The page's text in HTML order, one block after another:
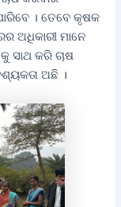
। ତେବେ କୃଷକ
ଅଧିକାରୀ ମାନେ
ସାଥ କରି ଚାଷ
ଅଛି ।